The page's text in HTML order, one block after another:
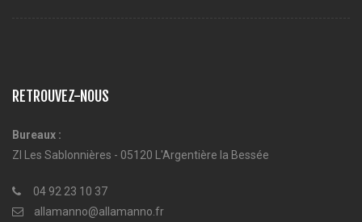
RETROUVEZ-NOUS
Bureaux :
ZI Les Sablonnières - 05120 L'Argentière la Bessée
04 92 23 10 37
allamanno@allamanno.fr